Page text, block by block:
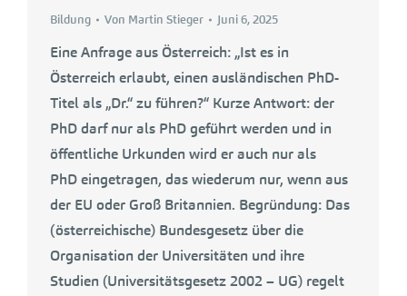
Bildung Von Martin Stieger Juni 6, 2025
Eine Anfrage aus Österreich: „Ist es in
Österreich erlaubt, einen ausländischen PhD-
Titel als „Dr.“ zu führen?“ Kurze Antwort: der
PhD darf nur als PhD geführt werden und in
öffentliche Urkunden wird er auch nur als
PhD eingetragen, das wiederum nur, wenn aus
der EU oder Groß Britannien. Begründung: Das
(österreichische) Bundesgesetz über die
Organisation der Universitäten und ihre
Studien (Universitätsgesetz 2002 – UG) regelt